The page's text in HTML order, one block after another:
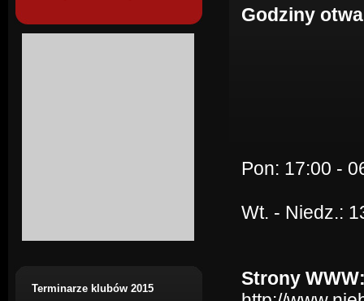
Terminarze klubów 2015
Godziny
Pon: 17:00 -
Wt. - Niedz.:
Strony